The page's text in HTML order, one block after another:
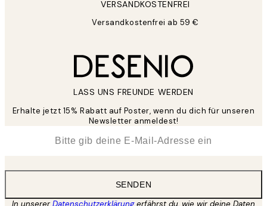
VERSANDKOSTENFREI
Versandkostenfrei ab 59 €
LASS UNS FREUNDE WERDEN
Erhalte jetzt 15% Rabatt auf Poster, wenn du dich für unseren
Newsletter anmeldest!
SENDEN